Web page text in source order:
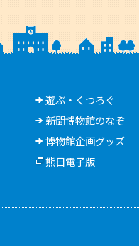
遊ぶ・くつろぐ
新聞博物館のなぞ
博物館企画グッズ
熊日電子版